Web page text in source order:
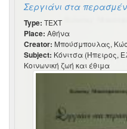
Σεργιάνι στα
Type: TEXT
Place: Αθήνα
Creator: Μπούσμπουλας,
Subject: Κόνιτσα (Ήπειρος,
Κοινωνική ζωή και έθιμα